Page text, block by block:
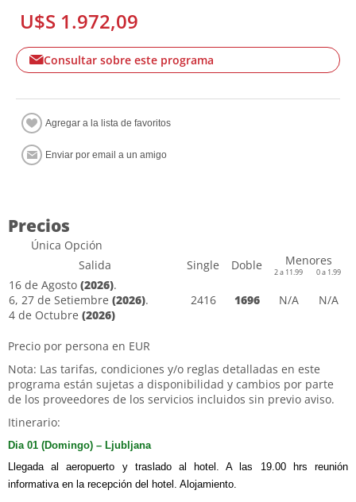
U$S 1.972,09
Consultar sobre este programa
Precios
Única Opción
Salida
Single Doble Menores
2 a 11.99 0 a 1.99
16 de Agosto (2026).
6, 27 de Setiembre (2026).
4 de Octubre (2026)
2416 1696 N/A N/A
Precio por persona en EUR
Nota: Las tarifas, condiciones y/o reglas detalladas en este
programa están sujetas a disponibilidad y cambios por parte
de los proveedores de los servicios incluidos sin previo aviso.
Itinerario:
Dia 01 (Domingo) – Ljubljana
Llegada al aeropuerto y traslado al hotel. A las 19.00 hrs reunión
informativa en la recepción del hotel. Alojamiento.